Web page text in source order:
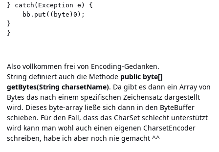
} catch(Exception e) {
}
Also vollkommen frei von Encoding-Gedanken.
String definiert auch die Methode public byte[]
getBytes(String charsetName). Da gibt es dann ein Array von
Bytes das nach einem spezifischen Zeichensatz dargestellt
wird. Dieses byte-array ließe sich dann in den ByteBuffer
schieben. Für den Fall, dass das CharSet schlecht unterstützt
wird kann man wohl auch einen eigenen CharsetEncoder
schreiben, habe ich aber noch nie gemacht ^^